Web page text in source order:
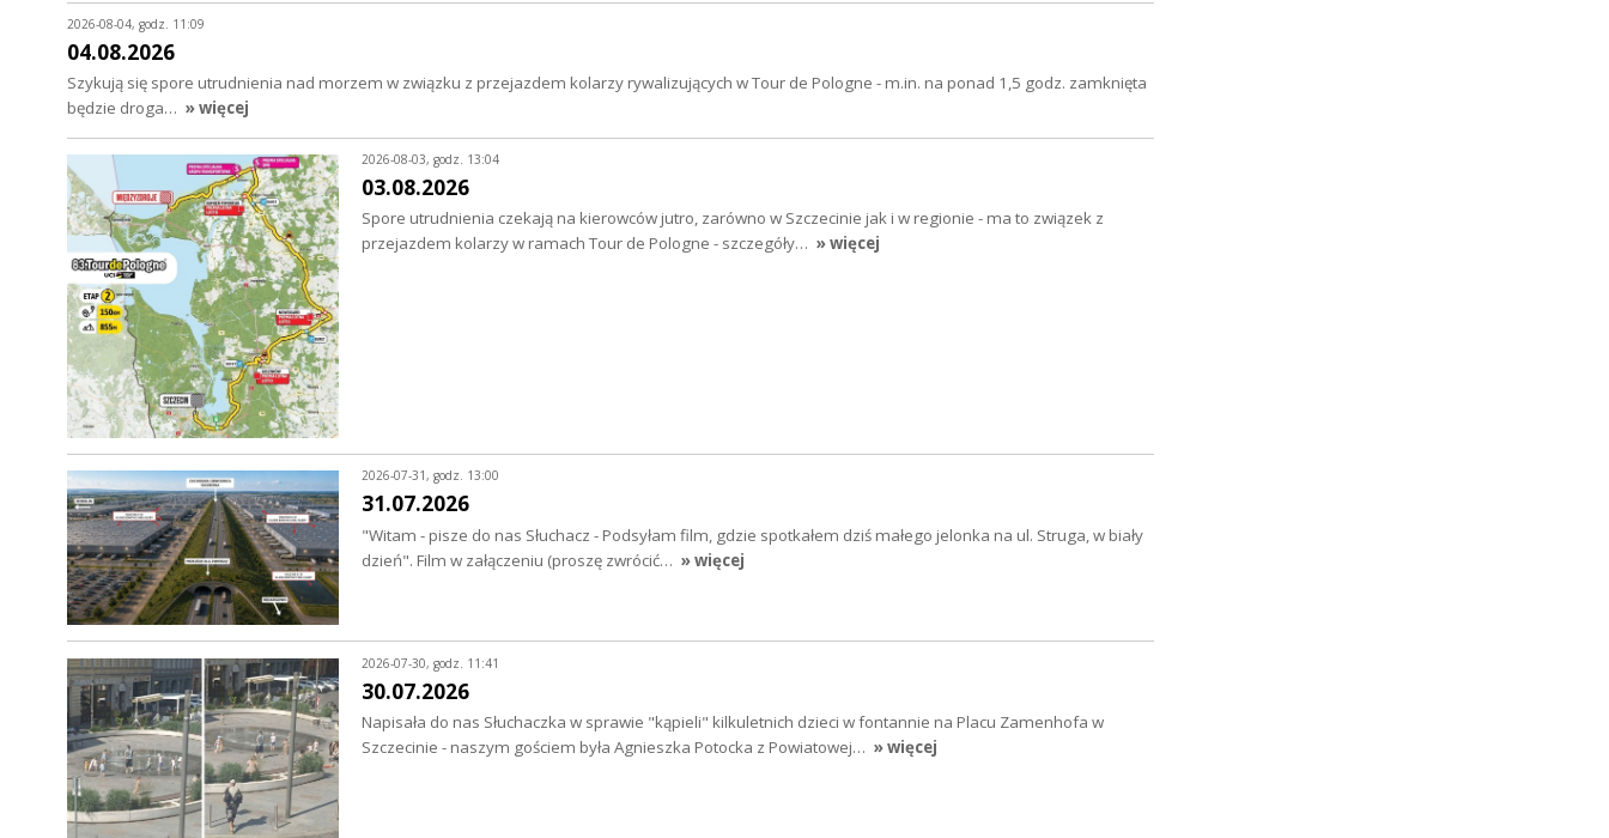
2026-08-04, godz. 11:09
04.08.2026
Szykują się spore utrudnienia nad morzem w związku z przejazdem kolarzy rywalizujących w Tour de Pologne - m.in. na ponad 1,5 godz. zamknięta
będzie droga… » więcej
2026-08-03, godz. 13:04
03.08.2026
Spore utrudnienia czekają na kierowców jutro, zarówno w Szczecinie jak i w regionie - ma to związek z
przejazdem kolarzy w ramach Tour de Pologne - szczegóły… » więcej
2026-07-31, godz. 13:00
31.07.2026
"Witam - pisze do nas Słuchacz - Podsyłam film, gdzie spotkałem dziś małego jelonka na ul. Struga, w biały
dzień". Film w załączeniu (proszę zwrócić… » więcej
2026-07-30, godz. 11:41
30.07.2026
Napisała do nas Słuchaczka w sprawie "kąpieli" kilkuletnich dzieci w fontannie na Placu Zamenhofa w
Szczecinie - naszym gościem była Agnieszka Potocka z Powiatowej… » więcej